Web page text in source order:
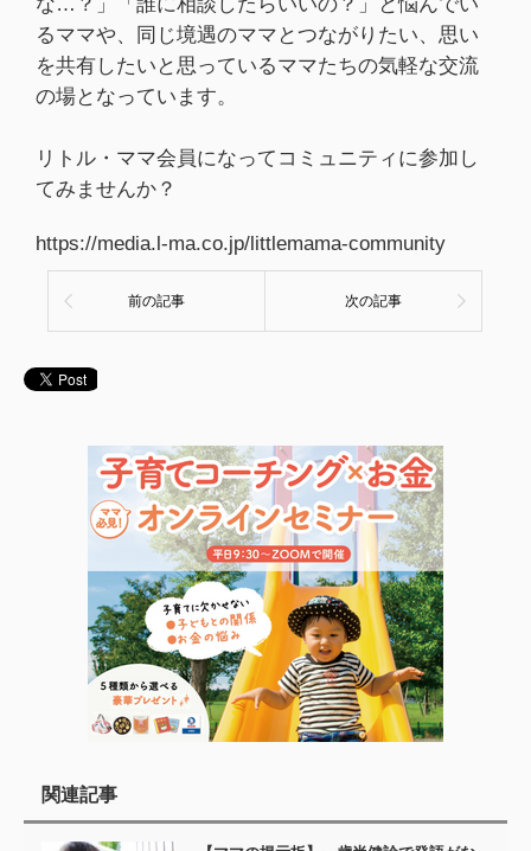
るママや、同じ境遇のママとつながりたい、思い
を共有したいと思っているママたちの気軽な交流
の場となっています。
リトル・ママ会員になってコミュニティに参加し
てみませんか？
https://media.l-ma.co.jp/littlemama-community
前の記事 次の記事
関連記事